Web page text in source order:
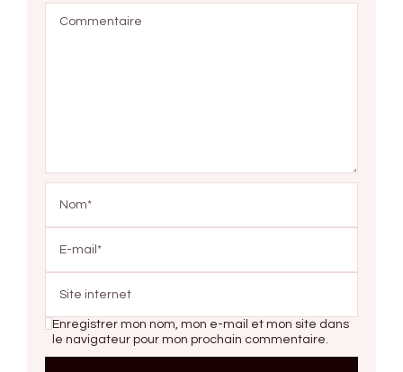
Enregistrer mon nom, mon e-mail et mon site dans
le navigateur pour mon prochain commentaire.